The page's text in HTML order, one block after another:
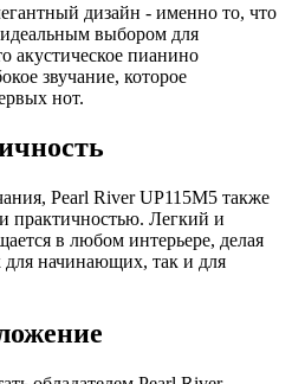
дизайн - именно то, что
выбором для
акустическое пианино
звучание, которое
нот.
Pearl River UP115M5 также
практичностью. Легкий и
в любом интерьере, делая
начинающих, так и для